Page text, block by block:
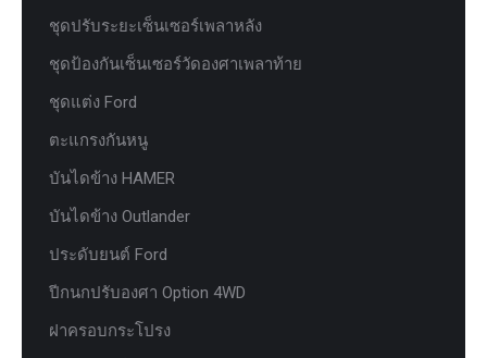
ชุดปรับระยะเซ็นเซอร์เพลาหลัง
ชุดป้องกันเซ็นเซอร์วัดองศาเพลาท้าย
ชุดแต่ง Ford
ตะแกรงกันหนู
บันไดข้าง HAMER
บันไดข้าง Outlander
ประดับยนต์ Ford
ปีกนกปรับองศา Option 4WD
ฝาครอบกระโปรง